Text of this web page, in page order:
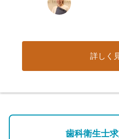
詳しく
歯科衛生士